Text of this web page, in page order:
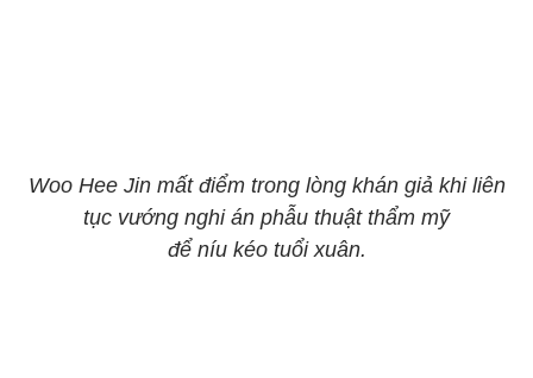
Woo Hee Jin mất điểm trong lòng khán giả khi liên
tục vướng nghi án phẫu thuật thẩm mỹ
để níu kéo tuổi xuân.